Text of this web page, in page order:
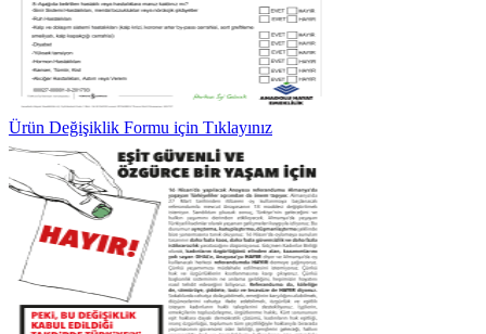
Ürün Değişiklik Formu için Tıklayınız